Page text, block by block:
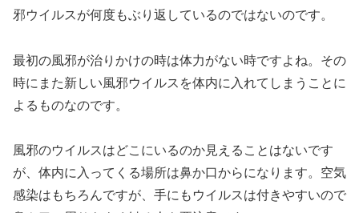
邪ウイルスが何度もぶり返しているのではないのです。
最初の風邪が治りかけの時は体力がない時ですよね。その
時にまた新しい風邪ウイルスを体内に入れてしまうことに
よるものなのです。
風邪のウイルスはどこにいるのか見えることはないです
が、体内に入ってくる場所は鼻か口からになります。空気
感染はもちろんですが、手にもウイルスは付きやすいので